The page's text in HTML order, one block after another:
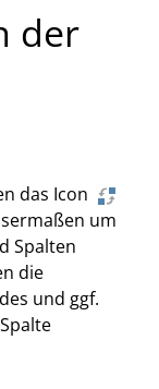
der
das Icon
um
Spalten
die
und ggf.